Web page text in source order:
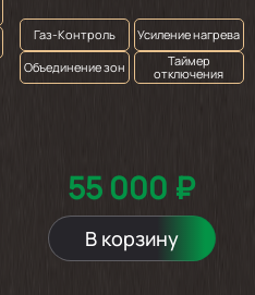
Газ-Контроль
Усиление нагрева
Объединение зон
Таймер
отключения
55 000 ₽
В корзину